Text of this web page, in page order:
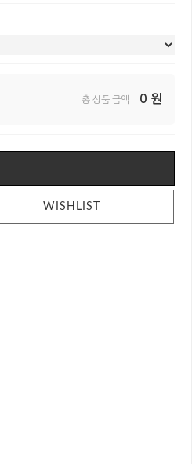
총 상품 금액 0 원
WISHLIST